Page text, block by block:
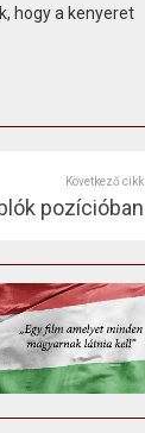
hogy a kenyeret
Következő cikk
pozícióban